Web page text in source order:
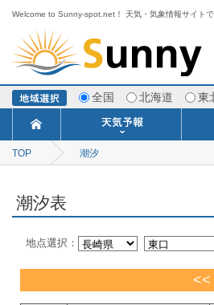
Welcome to Sunny-spot.net！ 天気・気象情報サイトで
全国 北海道 東
今日明日の天気
ポイント予報
週間天気予報
寒・暖候期予報
TOP 潮汐
潮汐表
地点選択：
<<